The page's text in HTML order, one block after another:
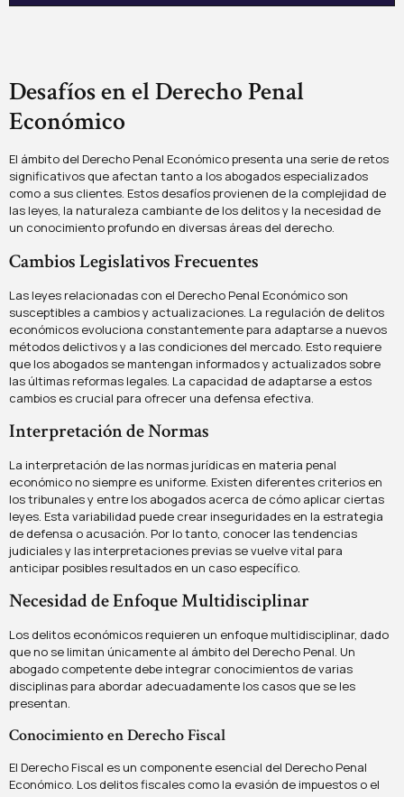
Desafíos en el Derecho Penal
Económico
El ámbito del Derecho Penal Económico presenta una serie de retos
significativos que afectan tanto a los abogados especializados
como a sus clientes. Estos desafíos provienen de la complejidad de
las leyes, la naturaleza cambiante de los delitos y la necesidad de
un conocimiento profundo en diversas áreas del derecho.
Cambios Legislativos Frecuentes
Las leyes relacionadas con el Derecho Penal Económico son
susceptibles a cambios y actualizaciones. La regulación de delitos
económicos evoluciona constantemente para adaptarse a nuevos
métodos delictivos y a las condiciones del mercado. Esto requiere
que los abogados se mantengan informados y actualizados sobre
las últimas reformas legales. La capacidad de adaptarse a estos
cambios es crucial para ofrecer una defensa efectiva.
Interpretación de Normas
La interpretación de las normas jurídicas en materia penal
económico no siempre es uniforme. Existen diferentes criterios en
los tribunales y entre los abogados acerca de cómo aplicar ciertas
leyes. Esta variabilidad puede crear inseguridades en la estrategia
de defensa o acusación. Por lo tanto, conocer las tendencias
judiciales y las interpretaciones previas se vuelve vital para
anticipar posibles resultados en un caso específico.
Necesidad de Enfoque Multidisciplinar
Los delitos económicos requieren un enfoque multidisciplinar, dado
que no se limitan únicamente al ámbito del Derecho Penal. Un
abogado competente debe integrar conocimientos de varias
disciplinas para abordar adecuadamente los casos que se les
presentan.
Conocimiento en Derecho Fiscal
El Derecho Fiscal es un componente esencial del Derecho Penal
Económico. Los delitos fiscales como la evasión de impuestos o el